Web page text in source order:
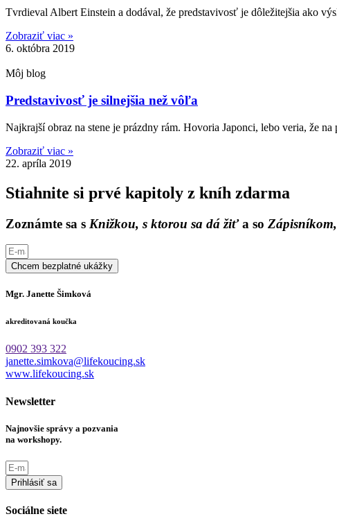
Tvrdieval Albert Einstein a dodával, že predstavivosť je dôležitejšia ako
Zobraziť viac »
6. októbra 2019
Môj blog
Predstavivosť je silnejšia než vôľa
Najkrajší obraz na stene je prázdny rám. Hovoria Japonci, lebo veria, že
Zobraziť viac »
22. apríla 2019
Stiahnite si prvé kapitoly z kníh zdarma
Zoznámte sa s Knižkou, s ktorou sa dá žiťa so
Chcem bezplatné ukážky
Mgr. Janette Šimková
akreditovaná koučka
0902 393 322
janette.simkova@lifekoucing.sk
www.lifekoucing.sk
Newsletter
Najnovšie správy a pozvania
na workshopy.
Prihlásiť sa
Sociálne siete